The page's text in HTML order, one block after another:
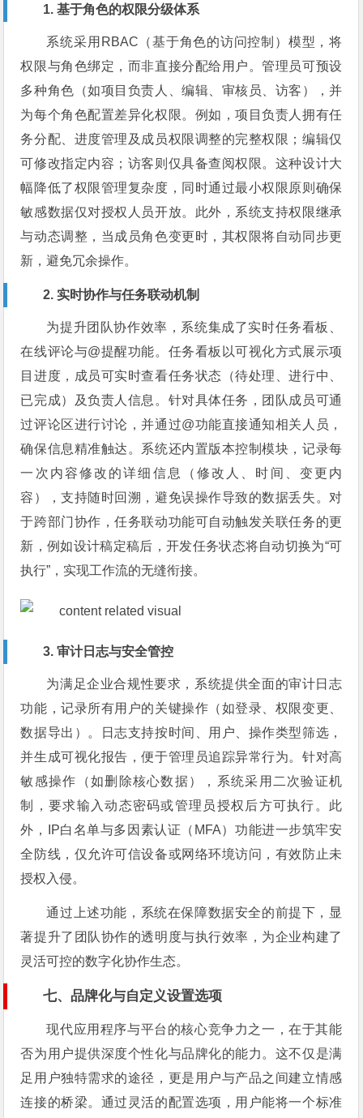
1. 基于角色的权限分级体系
系统采用RBAC（基于角色的访问控制）模型，将
权限与角色绑定，而非直接分配给用户。管理员可预设
多种角色（如项目负责人、编辑、审核员、访客），并
为每个角色配置差异化权限。例如，项目负责人拥有任
务分配、进度管理及成员权限调整的完整权限；编辑仅
可修改指定内容；访客则仅具备查阅权限。这种设计大
幅降低了权限管理复杂度，同时通过最小权限原则确保
敏感数据仅对授权人员开放。此外，系统支持权限继承
与动态调整，当成员角色变更时，其权限将自动同步更
新，避免冗余操作。
2. 实时协作与任务联动机制
为提升团队协作效率，系统集成了实时任务看板、
在线评论与@提醒功能。任务看板以可视化方式展示项
目进度，成员可实时查看任务状态（待处理、进行中、
已完成）及负责人信息。针对具体任务，团队成员可通
过评论区进行讨论，并通过@功能直接通知相关人员，
确保信息精准触达。系统还内置版本控制模块，记录每
一次内容修改的详细信息（修改人、时间、变更内
容），支持随时回溯，避免误操作导致的数据丢失。对
于跨部门协作，任务联动功能可自动触发关联任务的更
新，例如设计稿定稿后，开发任务状态将自动切换为“可
执行”，实现工作流的无缝衔接。
3. 审计日志与安全管控
为满足企业合规性要求，系统提供全面的审计日志
功能，记录所有用户的关键操作（如登录、权限变更、
数据导出）。日志支持按时间、用户、操作类型筛选，
并生成可视化报告，便于管理员追踪异常行为。针对高
敏感操作（如删除核心数据），系统采用二次验证机
制，要求输入动态密码或管理员授权后方可执行。此
外，IP白名单与多因素认证（MFA）功能进一步筑牢安
全防线，仅允许可信设备或网络环境访问，有效防止未
授权入侵。
通过上述功能，系统在保障数据安全的前提下，显
著提升了团队协作的透明度与执行效率，为企业构建了
灵活可控的数字化协作生态。
七、品牌化与自定义设置选项
现代应用程序与平台的核心竞争力之一，在于其能
否为用户提供深度个性化与品牌化的能力。这不仅是满
足用户独特需求的途径，更是用户与产品之间建立情感
连接的桥梁。通过灵活的配置选项，用户能将一个标准